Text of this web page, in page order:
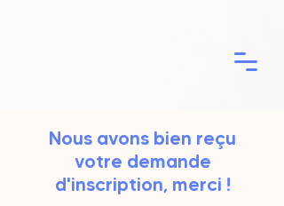
Nous avons bien reçu
votre demande
d'inscription, merci !